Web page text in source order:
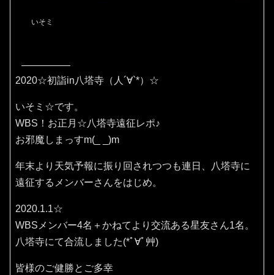
いそミ
2020☆初詣in八塔寺（人´∀`*）☆
いそミ☆です。
WBS！お正月☆八塔寺遠征レポ♪
お邪魔しまっすm(_ _)m
年末より天気予報に振り回されつつも連日、八塔寺に
遠征するメンバーさんをはじめ。
2020.1.1☆
WBSメンバー4名＋かねてより交流ある星友さん1名。
八塔寺にて合流しました(*ﾟ∀ﾟ艸)
皆様のご健勝とご多幸